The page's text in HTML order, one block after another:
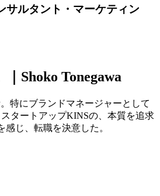
ルタント・マーケティン
Shoko Tonegawa
特にブランドマネージャーとして
タートアップKINSの、本質を追求
じ、転職を決意した。